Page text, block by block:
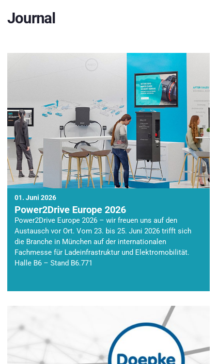
Journal
01. Juni 2026
Power2Drive Europe 2026
Power2Drive Europe 2026 – wir freuen uns auf den
Austausch vor Ort. Vom 23. bis 25. Juni 2026 trifft sich
die Branche in München auf der internationalen
Fachmesse für Ladeinfrastruktur und Elektromobilität.
Halle B6 – Stand B6.771